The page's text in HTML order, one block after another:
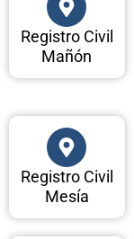
Registro Civil
Mañón
Registro Civil
Mesía